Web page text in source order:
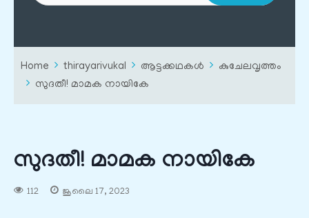
Home thirayarivukal ആട്ടക്കഥകൾ
കുചേലവൃത്തം
സുദതീ! മാമക നായികേ
സുദതീ! മാമക നായികേ
112 ജൂലൈ 17, 2023